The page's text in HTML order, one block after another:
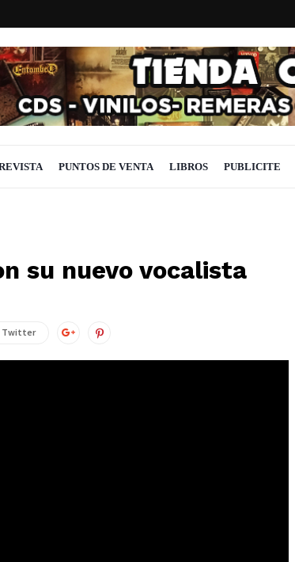
PUNTOS DE VENTA LIBROS PUBLICITE
su nuevo vocalista
Twitter